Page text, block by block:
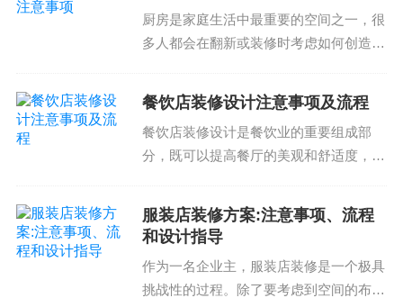
收纳设计的建议
收纳设计能够让我们的生活更高效，更舒适。选择
合适的收纳硬件和设计方案能够让我们的生活更美
好。因此，在设计收纳空间时，我们需要谨慎进
施，所有的步骤都需要我们仔细考虑。
如果您正在寻找装修公司或空间改造公司，请联系
我们，我们将为您提供专业的服务和设计方案。
厨房是家庭生活中最重要的空间之一，很
多人都会在翻新或装修时考虑如何创造一
以帮助您打造理想的厨房。选择合适的设
计方案厨房翻新改造的...
餐饮店装修设计注意事项及流程
餐饮店装修设计是餐饮业的重要组成部
分，既可以提高餐厅的美观和舒适度，也
面：1. 设计风格和主题餐饮店的设计风格
和主题应与餐厅的品...
服装店装修方案:注意事项、流程
和设计指导
作为一名企业主，服装店装修是一个极具
挑战性的过程。除了要考虑到空间的布局